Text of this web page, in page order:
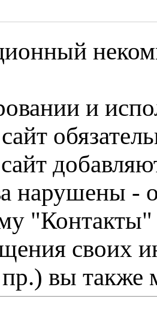
и
нарушены -
"Контакты"
своих
вы также